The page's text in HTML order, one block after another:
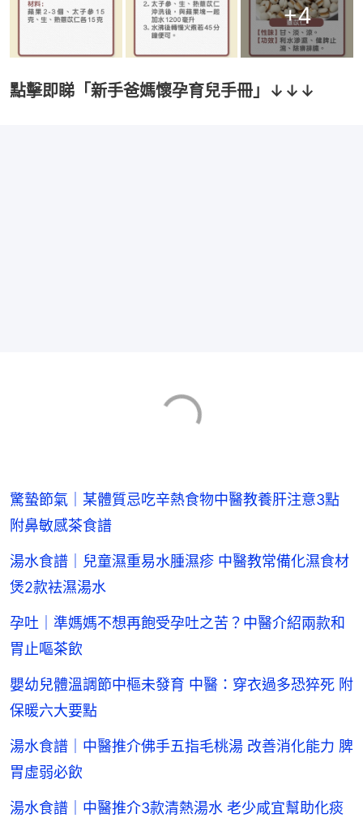
+4
點擊即睇「新手爸媽懷孕育兒手冊」↓↓↓
驚蟄節氣｜某體質忌吃辛熱食物中醫教養肝注意3點
附鼻敏感茶食譜
湯水食譜｜兒童濕重易水腫濕疹 中醫教常備化濕食材
煲2款袪濕湯水
孕吐｜準媽媽不想再飽受孕吐之苦？中醫介紹兩款和
胃止嘔茶飲
嬰幼兒體溫調節中樞未發育 中醫：穿衣過多恐猝死 附
保暖六大要點
湯水食譜｜中醫推介佛手五指毛桃湯 改善消化能力 脾
胃虛弱必飲
湯水食譜｜中醫推介3款清熱湯水 老少咸宜幫助化痰